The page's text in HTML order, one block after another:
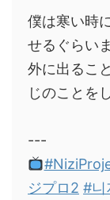
僕は寒い時
せるぐらい
外に出るこ
じのことを
---
ジプロ2 #니